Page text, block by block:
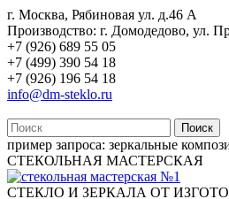
г. Москва, Рябиновая ул. д.46 А
Производство: г. Домодедово, ул.
+7 (926) 689 55 05
+7 (499) 390 54 18
+7 (926) 196 54 18
info@dm-steklo.ru
Поиск
пример запроса: зеркальные
СТЕКОЛЬНАЯ МАСТЕРСКАЯ
СТЕКЛО И ЗЕРКАЛА ОТ